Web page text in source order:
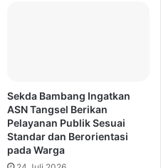
Sekda Bambang Ingatkan
ASN Tangsel Berikan
Pelayanan Publik Sesuai
Standar dan Berorientasi
pada Warga